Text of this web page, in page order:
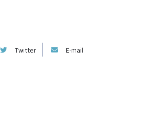
Twitter E-mail